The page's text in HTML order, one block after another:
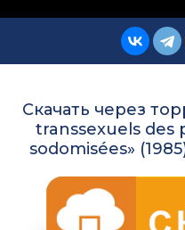
Скачать через
transsexuels des
sodomisées»